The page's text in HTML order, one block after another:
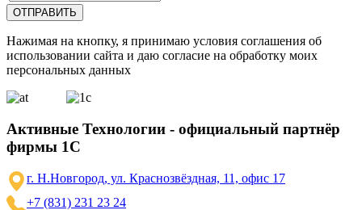
Нажимая на кнопку, я принимаю условия соглашения об
использовании сайта и даю согласие на обработку моих
персональных данных
Активные Технологии - официальный партнёр
фирмы 1С
г. Н.Новгород, ул. Краснозвёздная, 11, офис 17
+7 (831) 231 23 24